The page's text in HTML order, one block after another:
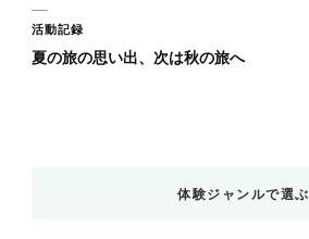
活動記録
夏の旅の思い出、次は秋の旅へ
体験ジャンルで選ぶ